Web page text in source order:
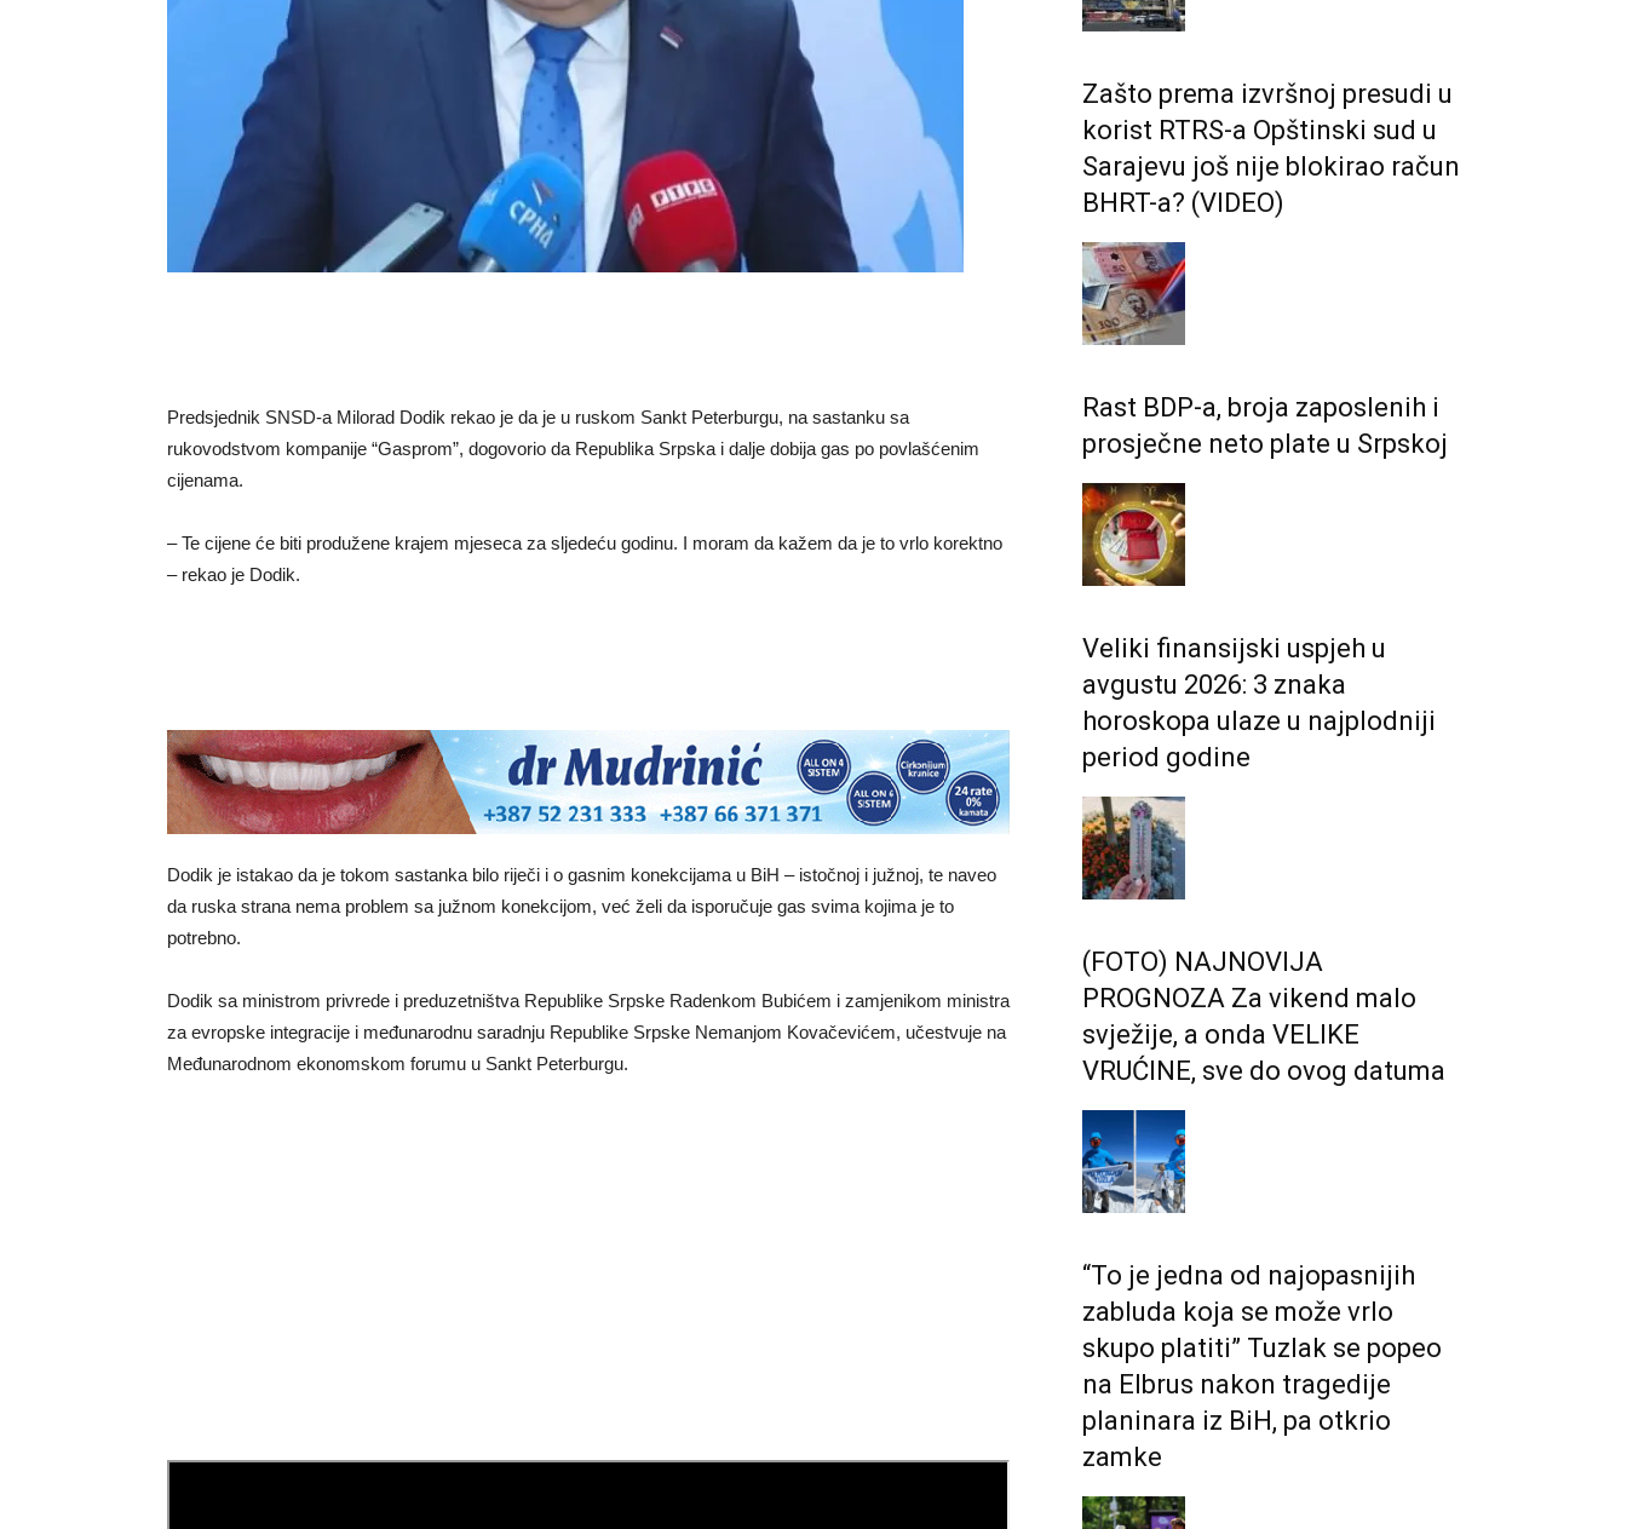
Predsjednik SNSD-a Milorad Dodik rekao je da je u ruskom Sankt Peterburgu, na sastanku sa
rukovodstvom kompanije “Gasprom”, dogovorio da Republika Srpska i dalje dobija gas po povlašćenim
cijenama.
– Te cijene će biti produžene krajem mjeseca za sljedeću godinu. I moram da kažem da je to vrlo korektno
– rekao je Dodik.
Dodik je istakao da je tokom sastanka bilo riječi i o gasnim konekcijama u BiH – istočnoj i južnoj, te naveo
da ruska strana nema problem sa južnom konekcijom, već želi da isporučuje gas svima kojima je to
potrebno.
Dodik sa ministrom privrede i preduzetništva Republike Srpske Radenkom Bubićem i zamjenikom ministra
za evropske integracije i međunarodnu saradnju Republike Srpske Nemanjom Kovačevićem, učestvuje na
Međunarodnom ekonomskom forumu u Sankt Peterburgu.
Zašto prema izvršnoj presudi u
korist RTRS-a Opštinski sud u
Sarajevu još nije blokirao račun
BHRT-a? (VIDEO)
Rast BDP-a, broja zaposlenih i
prosječne neto plate u Srpskoj
Veliki finansijski uspjeh u
avgustu 2026: 3 znaka
horoskopa ulaze u najplodniji
period godine
(FOTO) NAJNOVIJA
PROGNOZA Za vikend malo
svježije, a onda VELIKE
VRUĆINE, sve do ovog datuma
“To je jedna od najopasnijih
zabluda koja se može vrlo
skupo platiti” Tuzlak se popeo
na Elbrus nakon tragedije
planinara iz BiH, pa otkrio
zamke